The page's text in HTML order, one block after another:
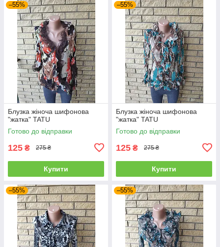
–55%
Блузка жіноча шифонова
"жатка" TATU
Готово до відправки
125 ₴ 275 ₴
Купити
–55%
Блузка жіноча шифонова
"жатка" TATU
Готово до відправки
125 ₴ 275 ₴
Купити
–55% –55%